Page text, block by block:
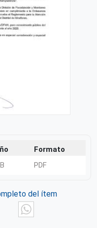
Formato
PDF
del ítem
Twitter